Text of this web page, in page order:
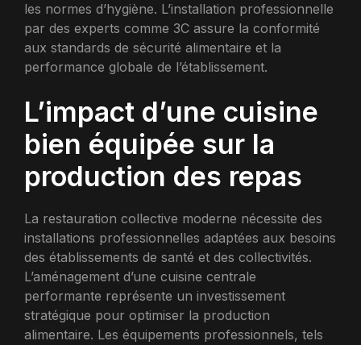
les normes d’hygiène. L’installation professionnelle
par des experts comme 3C assure la conformité
aux standards de sécurité alimentaire et la
performance globale de l’établissement.
L’impact d’une cuisine
bien équipée sur la
production des repas
La restauration collective moderne nécessite des
installations professionnelles adaptées aux besoins
des établissements de santé et des collectivités.
L’aménagement d’une cuisine centrale
performante représente un investissement
stratégique pour optimiser la production
alimentaire. Les équipements professionnels, tels